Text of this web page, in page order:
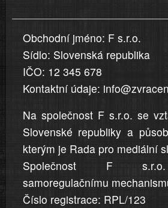
uvedena,
jsou
přesná
a
úplná
Obchodní jméno: F s.r.o.
Sídlo: Slovenská republika
IČO: 12 345 678
Kontaktní údaje:
Na společnost F s.r.o. se
Slovenské republiky a
kterým je Rada pro mediální
Společnost F s.r.o.
samoregulačnímu
Číslo registrace: RPL/123